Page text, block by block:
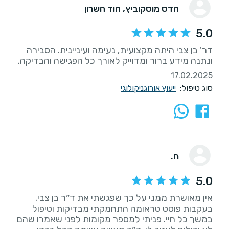
הדס מוסקוביץ, הוד השרון
5.0
דר' בן צבי היתה מקצועית, נעימה ועיניינית. הסבירה
ונתנה מידע ברור ומדוייק לאורך כל הפגישה והבדיקה.
17.02.2025
סוג טיפול: ייעוץ אורוגניקולוגי
ח.
5.0
אין מאושרת ממני על כך שפגשתי את ד״ר בן צבי.
בעקבות פוסט טראומה התחמקתי מבדיקות וטיפול
במשך כל חיי. פניתי למספר מקומות לפני שאמרו שהם